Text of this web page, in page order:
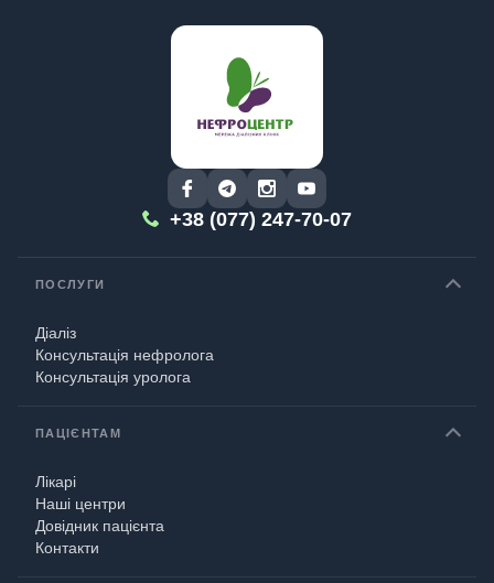
+38 (077) 247-70-07
ПОСЛУГИ
Діаліз
Консультація нефролога
Консультація уролога
ПАЦІЄНТАМ
Лікарі
Наші центри
Довідник пацієнта
Контакти